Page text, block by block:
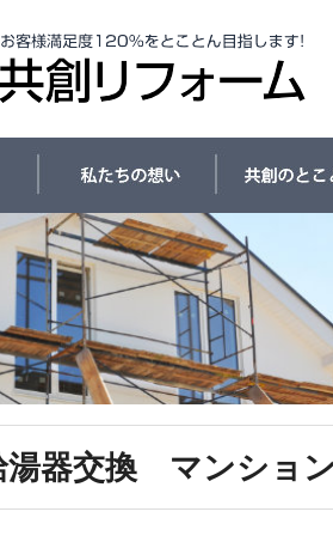
湯器交換 マンショ